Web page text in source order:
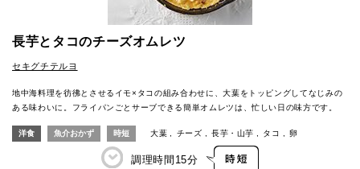
長芋とタコのチーズオムレツ
セキグチテルヨ
地中海料理を彷彿とさせるイモ×タコの組み合わせに、大葉をトッピングしてなじみの
ある味わいに。フライパンごとサーブできる簡単オムレツは、忙しい日の味方です。
洋食 魚介おかず 時短 大葉 チーズ 長芋・山芋 タコ 卵
調理時間 15分